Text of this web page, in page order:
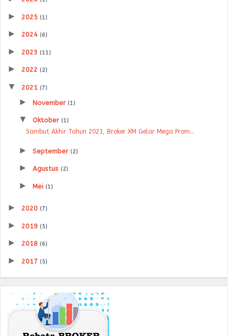
► 2025 (1)
► 2024 (6)
► 2023 (11)
► 2022 (2)
▼ 2021 (7)
► November (1)
▼ Oktober (1)
Sambut Akhir Tahun 2021, Broker XM Gelar Mega Prom...
► September (2)
► Agustus (2)
► Mei (1)
► 2020 (7)
► 2019 (5)
► 2018 (6)
► 2017 (5)